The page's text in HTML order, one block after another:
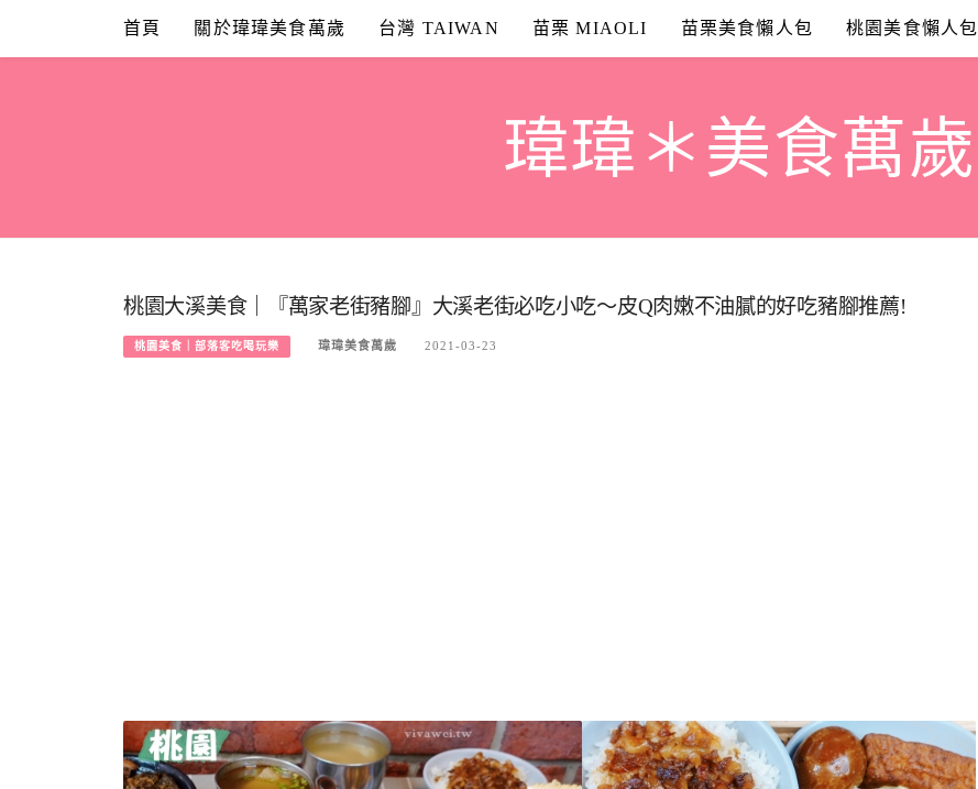
content
首頁 關於瑋瑋美食萬歲 台灣 TAIWAN 苗栗 MIAOLI 苗栗美食懶人包 桃園美食懶人包
瑋瑋＊美食萬歲
桃園大溪美食｜『萬家老街豬腳』大溪老街必吃小吃～皮Q肉嫩不油膩的好吃豬腳推薦!
桃園美食｜部落客吃喝玩樂 瑋瑋美食萬歲 2021-03-23